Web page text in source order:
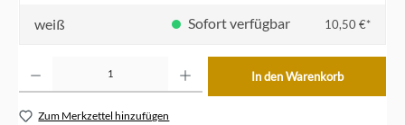
weiß Sofort verfügbar 10,50 €*
In den Warenkorb
Zum Merkzettel hinzufügen